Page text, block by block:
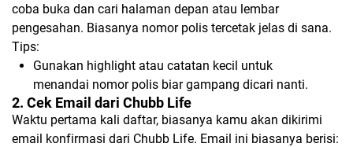
coba buka dan cari halaman depan atau lembar
pengesahan. Biasanya nomor polis tercetak jelas di sana.
Tips:
Gunakan highlight atau catatan kecil untuk
menandai nomor polis biar gampang dicari nanti.
2. Cek Email dari Chubb Life
Waktu pertama kali daftar, biasanya kamu akan dikirimi
email konfirmasi dari Chubb Life. Email ini biasanya berisi: